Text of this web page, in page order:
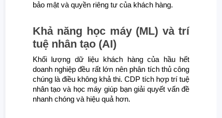
bảo mật và quyền riêng tư của khách hàng.
Khả năng học máy (ML) và trí
tuệ nhân tạo (AI)
Khối lượng dữ liệu khách hàng của hầu hết
doanh nghiệp đều rất lớn nên phân tích thủ công
chúng là điều không khả thi. CDP tích hợp trí tuệ
nhân tạo và học máy giúp bạn giải quyết vấn đề
nhanh chóng và hiệu quả hơn.